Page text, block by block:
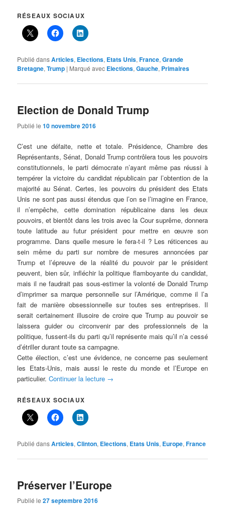
RÉSEAUX SOCIAUX
Publié dansArticles, Elections, Etats Unis,France,Grande
Bretagne,Trump | Marqué avec Elections,Gauche, Primaires
Election de Donald Trump
Publié le10 novembre 2016
C’est une défaite, nette et totale. Présidence, Chambre des
Représentants, Sénat, Donald Trump contrôlera tous les pouvoirs
constitutionnels, le parti démocrate n’ayant même pas réussi à
tempérer la victoire du candidat républicain par l’obtention de la
majorité au Sénat. Certes, les pouvoirs du président des Etats
Unis ne sont pas aussi étendus que l’on se l’imagine en France,
il n’empêche, cette domination républicaine dans les deux
pouvoirs, et bientôt dans les trois avec la Cour suprême, donnera
toute latitude au futur président pour mettre en œuvre son
programme. Dans quelle mesure le fera-t-il ? Les réticences au
sein même du parti sur nombre de mesures annoncées par
Trump et l’épreuve de la réalité du pouvoir par le président
peuvent, bien sûr, infléchir la politique flamboyante du candidat,
mais il ne faudrait pas sous-estimer la volonté de Donald Trump
d’imprimer sa marque personnelle sur l’Amérique, comme il l’a
fait de manière obsessionnelle sur toutes ses entreprises. Il
serait certainement illusoire de croire que Trump au pouvoir se
laissera guider ou circonvenir par des professionnels de la
politique, fussent-ils du parti qu’il représente mais qu’il n’a cessé
d’étriller durant toute sa campagne.
Cette élection, c’est une évidence, ne concerne pas seulement
les Etats-Unis, mais aussi le reste du monde et l’Europe en
particulier.Continuer la lecture →
RÉSEAUX SOCIAUX
Publié dansArticles,Clinton, Elections, Etats Unis, Europe,France
Préserver l’Europe
Publié le27 septembre 2016